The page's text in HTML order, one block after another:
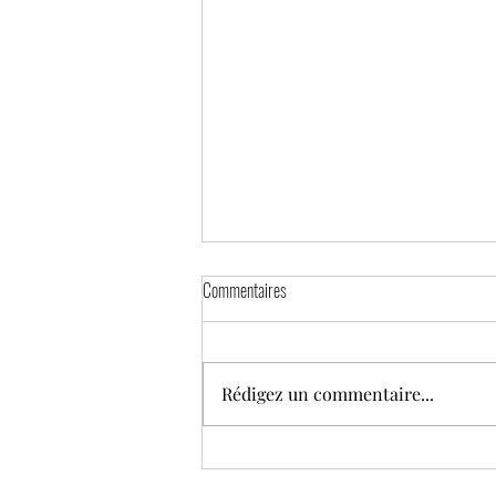
La lignée humaine face à ses mutations :
Commentaires
Rédigez un commentaire...